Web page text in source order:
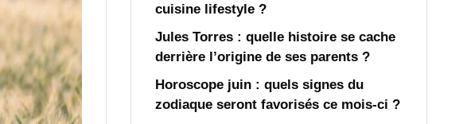
cuisine lifestyle ?
Jules Torres : quelle histoire se cache
derrière l’origine de ses parents ?
Horoscope juin : quels signes du
zodiaque seront favorisés ce mois-ci ?